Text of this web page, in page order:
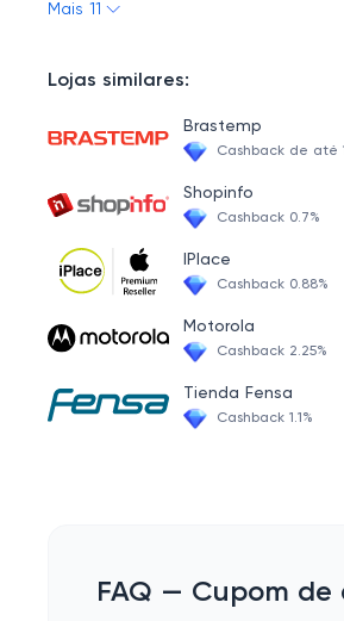
Acessórios
Fita de Led
Mais 11
Lojas similares:
Brastemp
Cashback de até
Shopinfo
Cashback 0.7%
IPlace
Cashback 0.88%
Motorola
Cashback 2.25%
Tienda Fensa
Cashback 1.1%
FAQ — Cupom